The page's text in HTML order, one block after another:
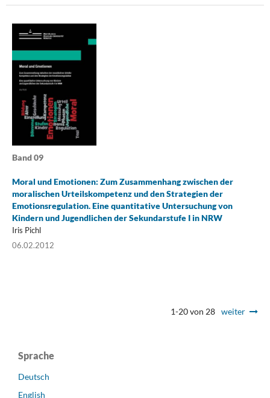
Band 09
Moral und Emotionen: Zum Zusammenhang zwischen der
moralischen Urteilskompetenz und den Strategien der
Emotionsregulation. Eine quantitative Untersuchung von
Kindern und Jugendlichen der Sekundarstufe I in NRW
Iris Pichl
06.02.2012
1-20 von 28 weiter
Sprache
Deutsch
English